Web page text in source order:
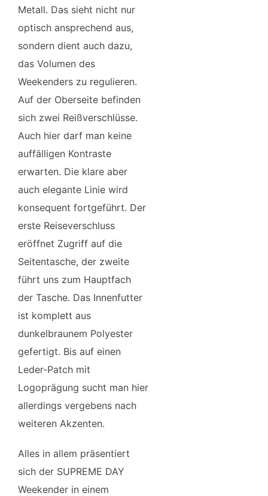
Metall. Das sieht nicht nur
optisch ansprechend aus,
sondern dient auch dazu,
das Volumen des
Weekenders zu regulieren.
Auf der Oberseite befinden
sich zwei Reißverschlüsse.
Auch hier darf man keine
auffälligen Kontraste
erwarten. Die klare aber
auch elegante Linie wird
konsequent fortgeführt. Der
erste Reiseverschluss
eröffnet Zugriff auf die
Seitentasche, der zweite
führt uns zum Hauptfach
der Tasche. Das Innenfutter
ist komplett aus
dunkelbraunem Polyester
gefertigt. Bis auf einen
Leder-Patch mit
Logoprägung sucht man hier
allerdings vergebens nach
weiteren Akzenten.
Alles in allem präsentiert
sich der SUPREME DAY
Weekender in einem